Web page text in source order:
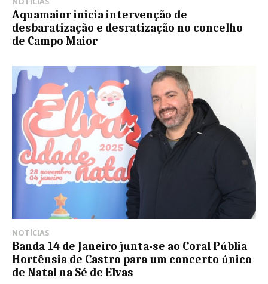
Aquamaior inicia intervenção de
desbaratização e desratização no concelho
de Campo Maior
NOTÍCIAS
Banda 14 de Janeiro junta-se ao Coral Públia
Hortênsia de Castro para um concerto único
de Natal na Sé de Elvas